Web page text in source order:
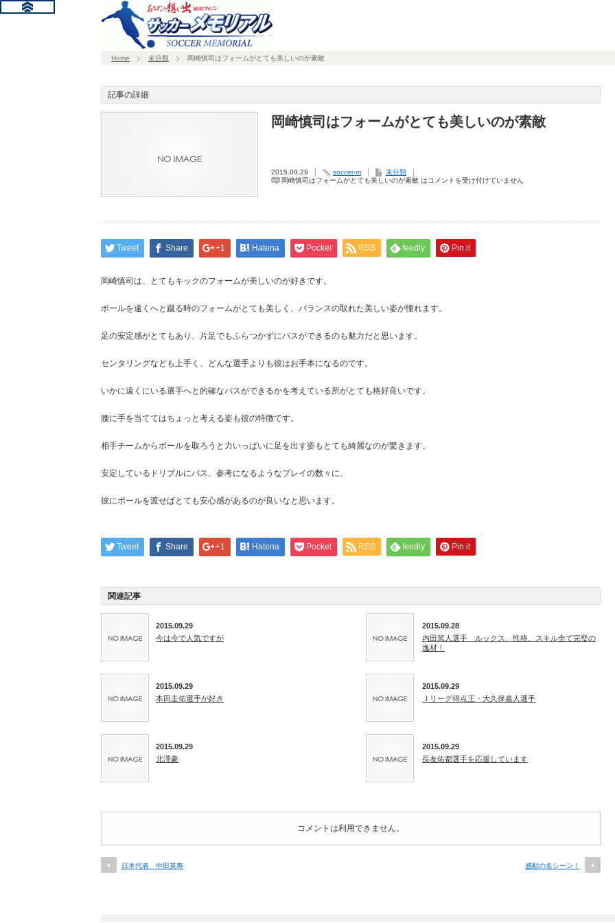
Home 未分類 岡崎慎司はフォームがとても美しいのが素敵
記事の詳細
岡崎慎司はフォームがとても美しいのが素敵
2015.09.29 soccer-m
未分類
岡崎慎司はフォームがとても美しいのが素敵 はコメントを受け付けていません
Tweet Share +1 Hatena Pocket RSS feedly Pin it
岡崎慎司は、とてもキックのフォームが美しいのが好きです。
ボールを遠くへと蹴る時のフォームがとても美しく、バランスの取れた美しい姿が憧れます。
足の安定感がとてもあり、片足でもふらつかずにパスができるのも魅力だと思います。
センタリングなども上手く、どんな選手よりも彼はお手本になるのです。
いかに遠くにいる選手へと的確なパスができるかを考えている所がとても格好良いです。
腰に手を当ててはちょっと考える姿も彼の特徴です。
相手チームからボールを取ろうと力いっぱいに足を出す姿もとても綺麗なのが驚きます。
安定しているドリブルにパス、参考になるようなプレイの数々に、
彼にボールを渡せばとても安心感があるのが良いなと思います。
Tweet Share +1 Hatena Pocket RSS feedly Pin it
関連記事
2015.09.29
今は今で人気ですが
2015.09.28
内田篤人選手 ルックス、性格、スキル全て完璧の
逸材！
2015.09.29
本田圭佑選手が好き
2015.09.29
Ｊリーグ得点王・大久保嘉人選手
2015.09.29
北澤豪
2015.09.29
長友佑都選手を応援しています
コメントは利用できません。
日本代表 中田英寿 感動の名シーン！